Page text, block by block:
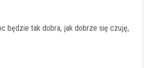
będzie tak dobra, jak dobrze się czuję,